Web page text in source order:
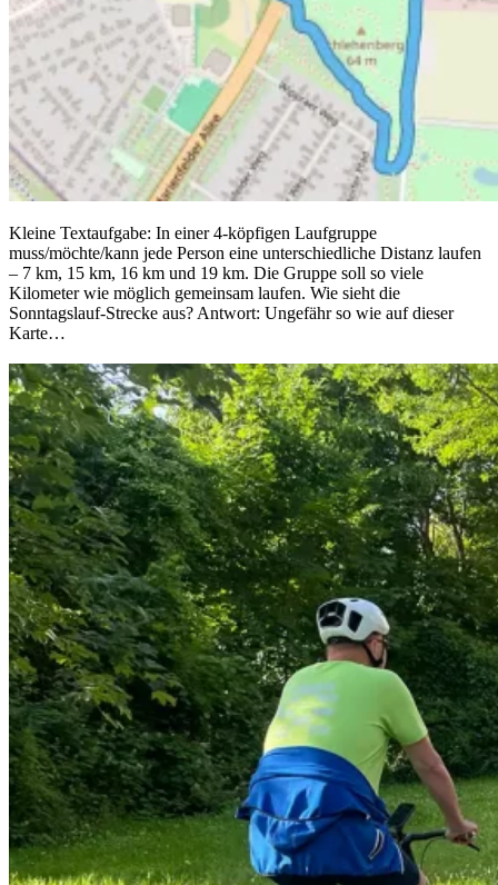
Kleine Textaufgabe: In einer 4-köpfigen Laufgruppe
muss/möchte/kann jede Person eine unterschiedliche Distanz laufen
– 7 km, 15 km, 16 km und 19 km. Die Gruppe soll so viele
Kilometer wie möglich gemeinsam laufen. Wie sieht die
Sonntagslauf-Strecke aus? Antwort: Ungefähr so wie auf dieser
Karte…